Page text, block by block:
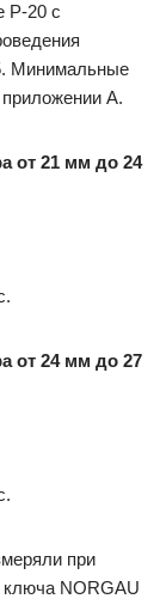
Р‑20 с
Минимальные
А.
от 21 мм до 24
от 24 мм до 27
при
ключа NORGAU